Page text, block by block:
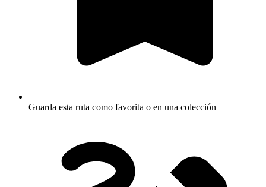
Guarda esta ruta como favorita o en una colección